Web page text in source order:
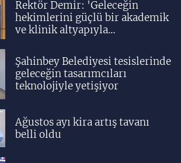
Rektör Demir: 'Geleceğin
hekimlerini güçlü bir akademik
ve klinik altyapıyla
Şahinbey Belediyesi tesislerinde
geleceğin tasarımcıları
teknolojiyle yetişiyor
Ağustos ayı kira artış tavanı
belli oldu